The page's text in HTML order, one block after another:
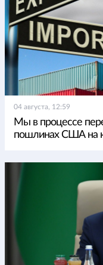
04 августа, 12:59
Мы в процессе
пошлинах США на